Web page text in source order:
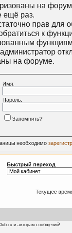
на
ещё раз.
прав для
к
на форуме.
Имя:
Пароль:
Запомнить?
необходимо
Быстрый переход
Текущее
и авторам сообщений!